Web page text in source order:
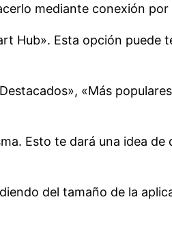
mediante conexión por
Hub». Esta opción puede
«Más
Esto te dará una idea de
del tamaño de la